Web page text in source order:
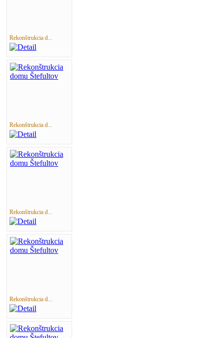
Rekonštrukcia d...
Rekonštrukcia d...
Rekonštrukcia d...
Rekonštrukcia d...